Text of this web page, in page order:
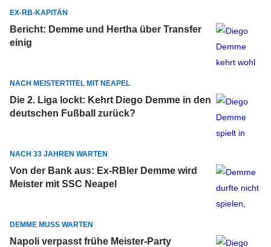
EX-RB-KAPITÄN
Bericht: Demme und Hertha über Transfer
einig
NACH MEISTERTITEL MIT NEAPEL
Die 2. Liga lockt: Kehrt Diego Demme in den
deutschen Fußball zurück?
NACH 33 JAHREN WARTEN
Von der Bank aus: Ex-RBler Demme wird
Meister mit SSC Neapel
DEMME MUSS WARTEN
Napoli verpasst frühe Meister-Party